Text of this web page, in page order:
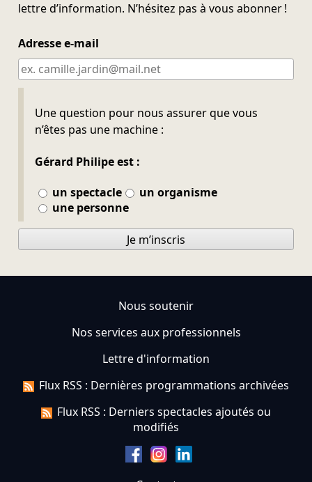
lettre d’information. N’hésitez pas à vous abonner !
Adresse e-mail
Une question pour nous assurer que vous
n’êtes pas une machine :
Gérard Philipe est :
un spectacle
un organisme
une personne
Ne pas remplir
Je m’inscris
Nous soutenir
Nos services aux professionnels
Lettre d'information
Flux RSS : Dernières programmations archivées
Flux RSS : Derniers spectacles ajoutés ou
modifiés